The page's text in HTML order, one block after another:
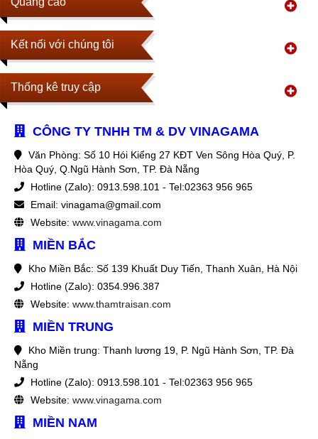
Kết nối với chúng tôi
Thống kê truy cập
CÔNG TY TNHH TM & DV VINAGAMA
Văn Phòng: Số 10 Hói Kiểng 27 KĐT Ven Sông Hòa Quý, P.
Hòa Quý, Q.Ngũ Hành Sơn, TP. Đà Nẵng
Hotline (Zalo): 0913.598.101 - Tel:02363 956 965
Email: vinagama@gmail.com
Website: www.vinagama.com
MIỀN BẮC
Kho Miền Bắc: Số 139 Khuất Duy Tiến, Thanh Xuân, Hà Nội
Hotline (Zalo): 0354.996.387
Website: www.thamtraisan.com
MIỀN TRUNG
Kho Miền trung: Thanh lương 19, P. Ngũ Hành Sơn, TP. Đà
Nẵng
Hotline (Zalo): 0913.598.101 - Tel:02363 956 965
Website: www.vinagama.com
MIỀN NAM